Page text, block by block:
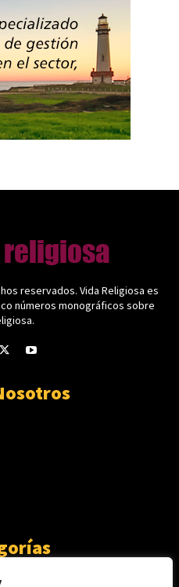
reservados. Vida Religiosa es
números monográficos sobre